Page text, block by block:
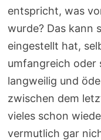
entspricht, was
wurde? Das kann
eingestellt hat,
umfangreich oder
langweilig und
zwischen dem
vieles schon
vermutlich gar